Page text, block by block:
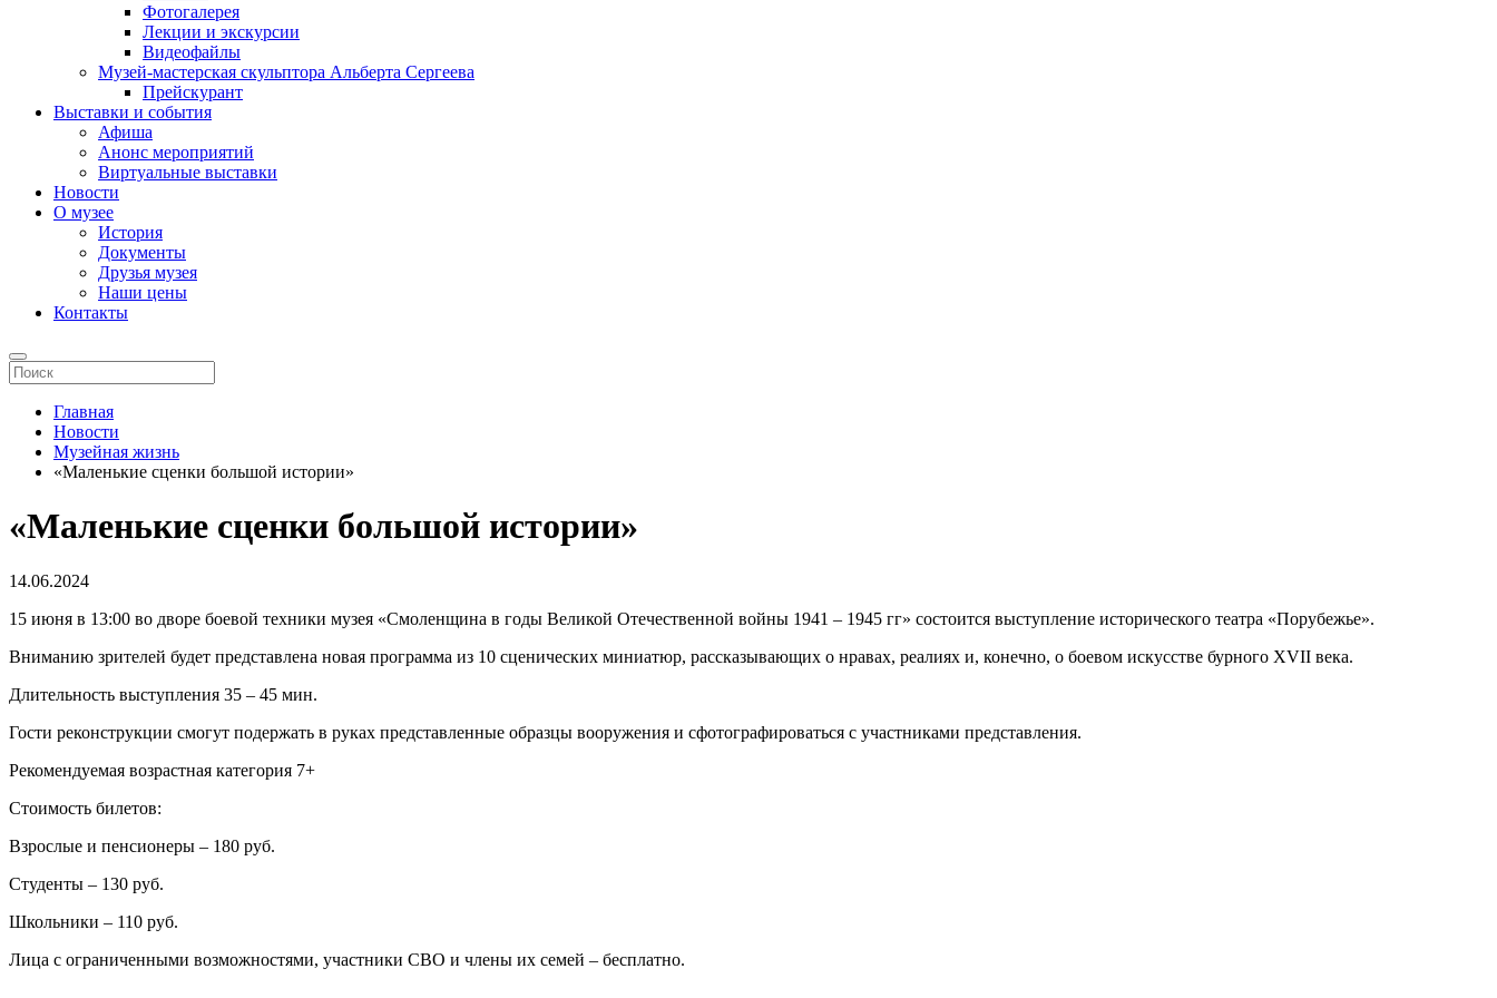
Фотогалерея
Лекции и экскурсии
Видеофайлы
Музей-мастерская скульптора Альберта Сергеева
Прейскурант
Выставки и события
Афиша
Анонс мероприятий
Виртуальные выставки
Новости
О музее
История
Документы
Друзья музея
Наши цены
Контакты
Главная
Новости
Музейная жизнь
«Маленькие сценки большой истории»
«Маленькие сценки большой истории»
14.06.2024
15 июня в 13:00 во дворе боевой техники музея «Смоленщина в годы Великой Отечественной войны 1941 – 1945 гг» состоится выступление исторического театра «Порубежье».
Вниманию зрителей будет представлена новая программа из 10 сценических миниатюр, рассказывающих о нравах, реалиях и, конечно, о боевом искусстве бурного XVII века.
Длительность выступления 35 – 45 мин.
Гости реконструкции смогут подержать в руках представленные образцы вооружения и сфотографироваться с участниками представления.
Рекомендуемая возрастная категория 7+
Стоимость билетов:
Взрослые и пенсионеры – 180 руб.
Студенты – 130 руб.
Школьники – 110 руб.
Лица с ограниченными возможностями, участники СВО и члены их семей – бесплатно.